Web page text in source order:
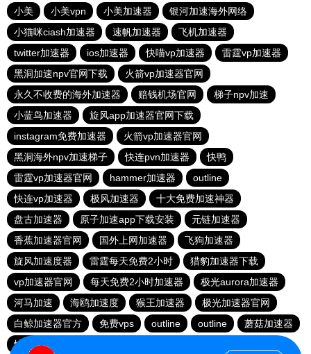
小美
小美vpn 小美加速器
银河加速海外网络
小猫咪ciash加速器
速帆加速器
飞机加速器
twitter加速器
ios加速器 快喵vp加速器
雷霆vp加速器
黑洞加速npv官网下载
火箭vp加速器官网
永久不收费的海外加速器
赔钱机场官网
梯子npv加速
小蓝鸟加速器
旋风app加速器官网下载
instagram免费加速器
火箭vp加速器官网
黑洞海外npv加速梯子
快连pvn加速器
快鸭
雷霆vp加速器官网
hammer加速器
outline
快连vp加速器
极风加速器
十大免费加速神器
盘古加速器
原子加速app下载安装
元链加速器
香蕉加速器官网
国外上网加速器
飞狗加速器
旋风加速度器
雷霆每天免费2小时
猎豹加速器下载
vp加速器官网
每天免费2小时加速器
极光aurora加速器
河马加速
海鸥加速度 猴王加速器
极光加速器官网
白鲸加速器官方
免费vps outline outline
蘑菇加速器
快联加速器